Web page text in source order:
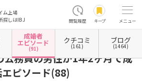
ム上場
探しはIBJ
閲覧履歴 キープ メニュー
香川県高松市 Asmari（アスマリ） 成婚者エピソード一覧
公務員の男性が1年2ヶ月で成
ピソード(88)
成婚者
エピソード
(91)
クチコミ
(161)
ブログ
(1464)